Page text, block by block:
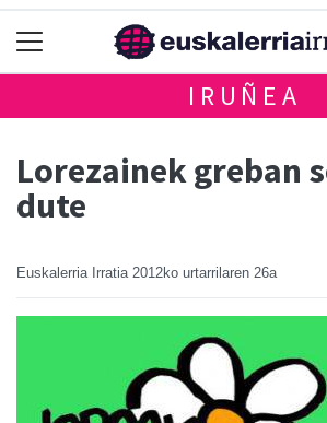
IRUÑEA
Lorezainek greban
dute
Euskalerria Irratia 2012ko urtarrilaren 26a